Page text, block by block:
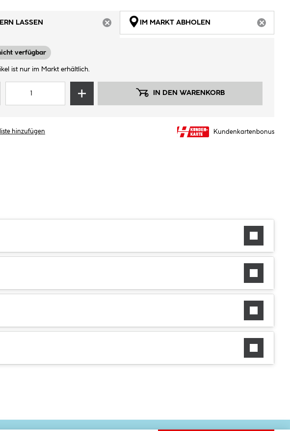
LASSEN
ARTIKEL NICHT VERFÜGBAR
IM MARKT ABHOLEN
verfügbar
ist nur im Markt erhältlich.
IN DEN WARENKORB
hinzufügen Kundenkartenbonus